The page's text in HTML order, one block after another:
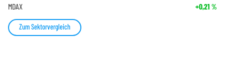
MDAX +0,21 %
Zum Sektorvergleich